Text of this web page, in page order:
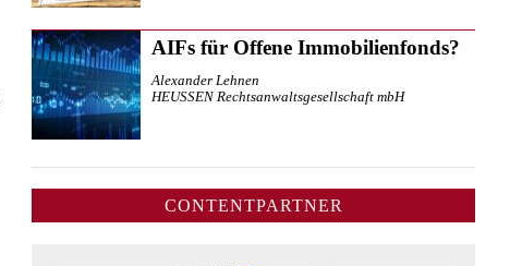
AIFs für Offene Immobilienfonds?
Alexander Lehnen
HEUSSEN Rechtsanwaltsgesellschaft mbH
CONTENTPARTNER